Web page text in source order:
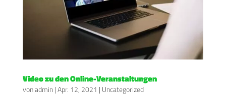
Video zu den Online-Veranstaltungen
vonadmin|Apr. 12, 2021 | Uncategorized